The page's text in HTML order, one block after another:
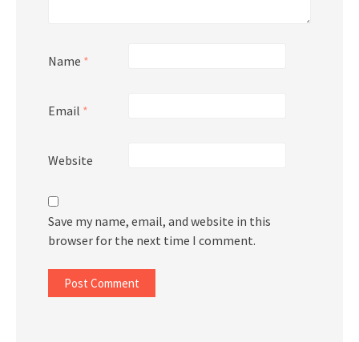
Name *
Email *
Website
Save my name, email, and website in this
browser for the next time I comment.